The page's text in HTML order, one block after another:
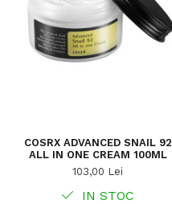
COSRX ADVANCED SNAIL 92
ALL IN ONE CREAM 100ML
103,00 Lei
IN STOC